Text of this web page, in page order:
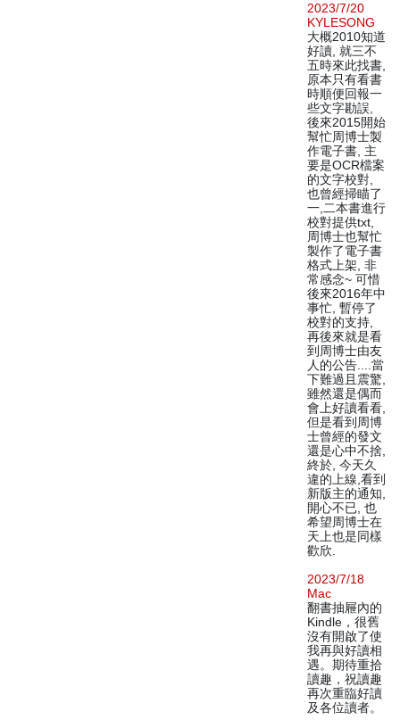
2023/7/20
KYLESONG
大概2010知道
好讀, 就三不
五時來此找書,
原本只有看書
時順便回報一
些文字勘誤,
後來2015開始
幫忙周博士製
作電子書, 主
要是OCR檔案
的文字校對,
也曾經掃瞄了
一,二本書進行
校對提供txt,
周博士也幫忙
製作了電子書
格式上架, 非
常感念~ 可惜
後來2016年中
事忙, 暫停了
校對的支持,
再後來就是看
到周博士由友
人的公告....當
下難過且震驚,
雖然還是偶而
會上好讀看看,
但是看到周博
士曾經的發文
還是心中不捨,
終於, 今天久
違的上線,看到
新版主的通知,
開心不已, 也
希望周博士在
天上也是同樣
歡欣.
2023/7/18
Mac
翻書抽屜內的
Kindle，很舊
沒有開啟了使
我再與好讀相
遇。期待重拾
讀趣，祝讀趣
再次重臨好讀
及各位讀者。